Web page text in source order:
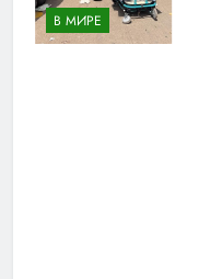
В МИРЕ